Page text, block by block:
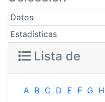
Datos
Estadísticas
Lista de
A B C D E F G H